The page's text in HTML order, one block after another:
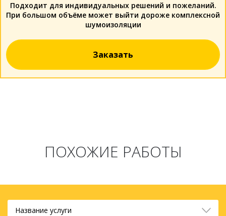
Подходит для индивидуальных решений и пожеланий.
При большом объёме может выйти дороже комплексной
шумоизоляции
Заказать
ПОХОЖИЕ РАБОТЫ
Название услуги